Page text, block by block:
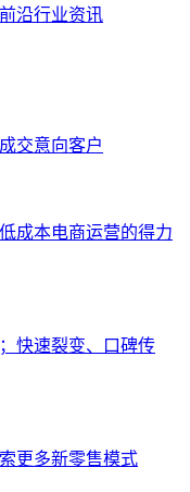
沿行业资讯
交意向客户
成本电商运营的得力
快速裂变、口碑传
更多新零售模式